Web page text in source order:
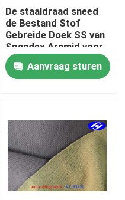
De staaldraad sneed
de Bestand Stof
Gebreide Doek SS van
Spandex Aramid voor
Veiligheidsapparaten
Aanvraag sturen